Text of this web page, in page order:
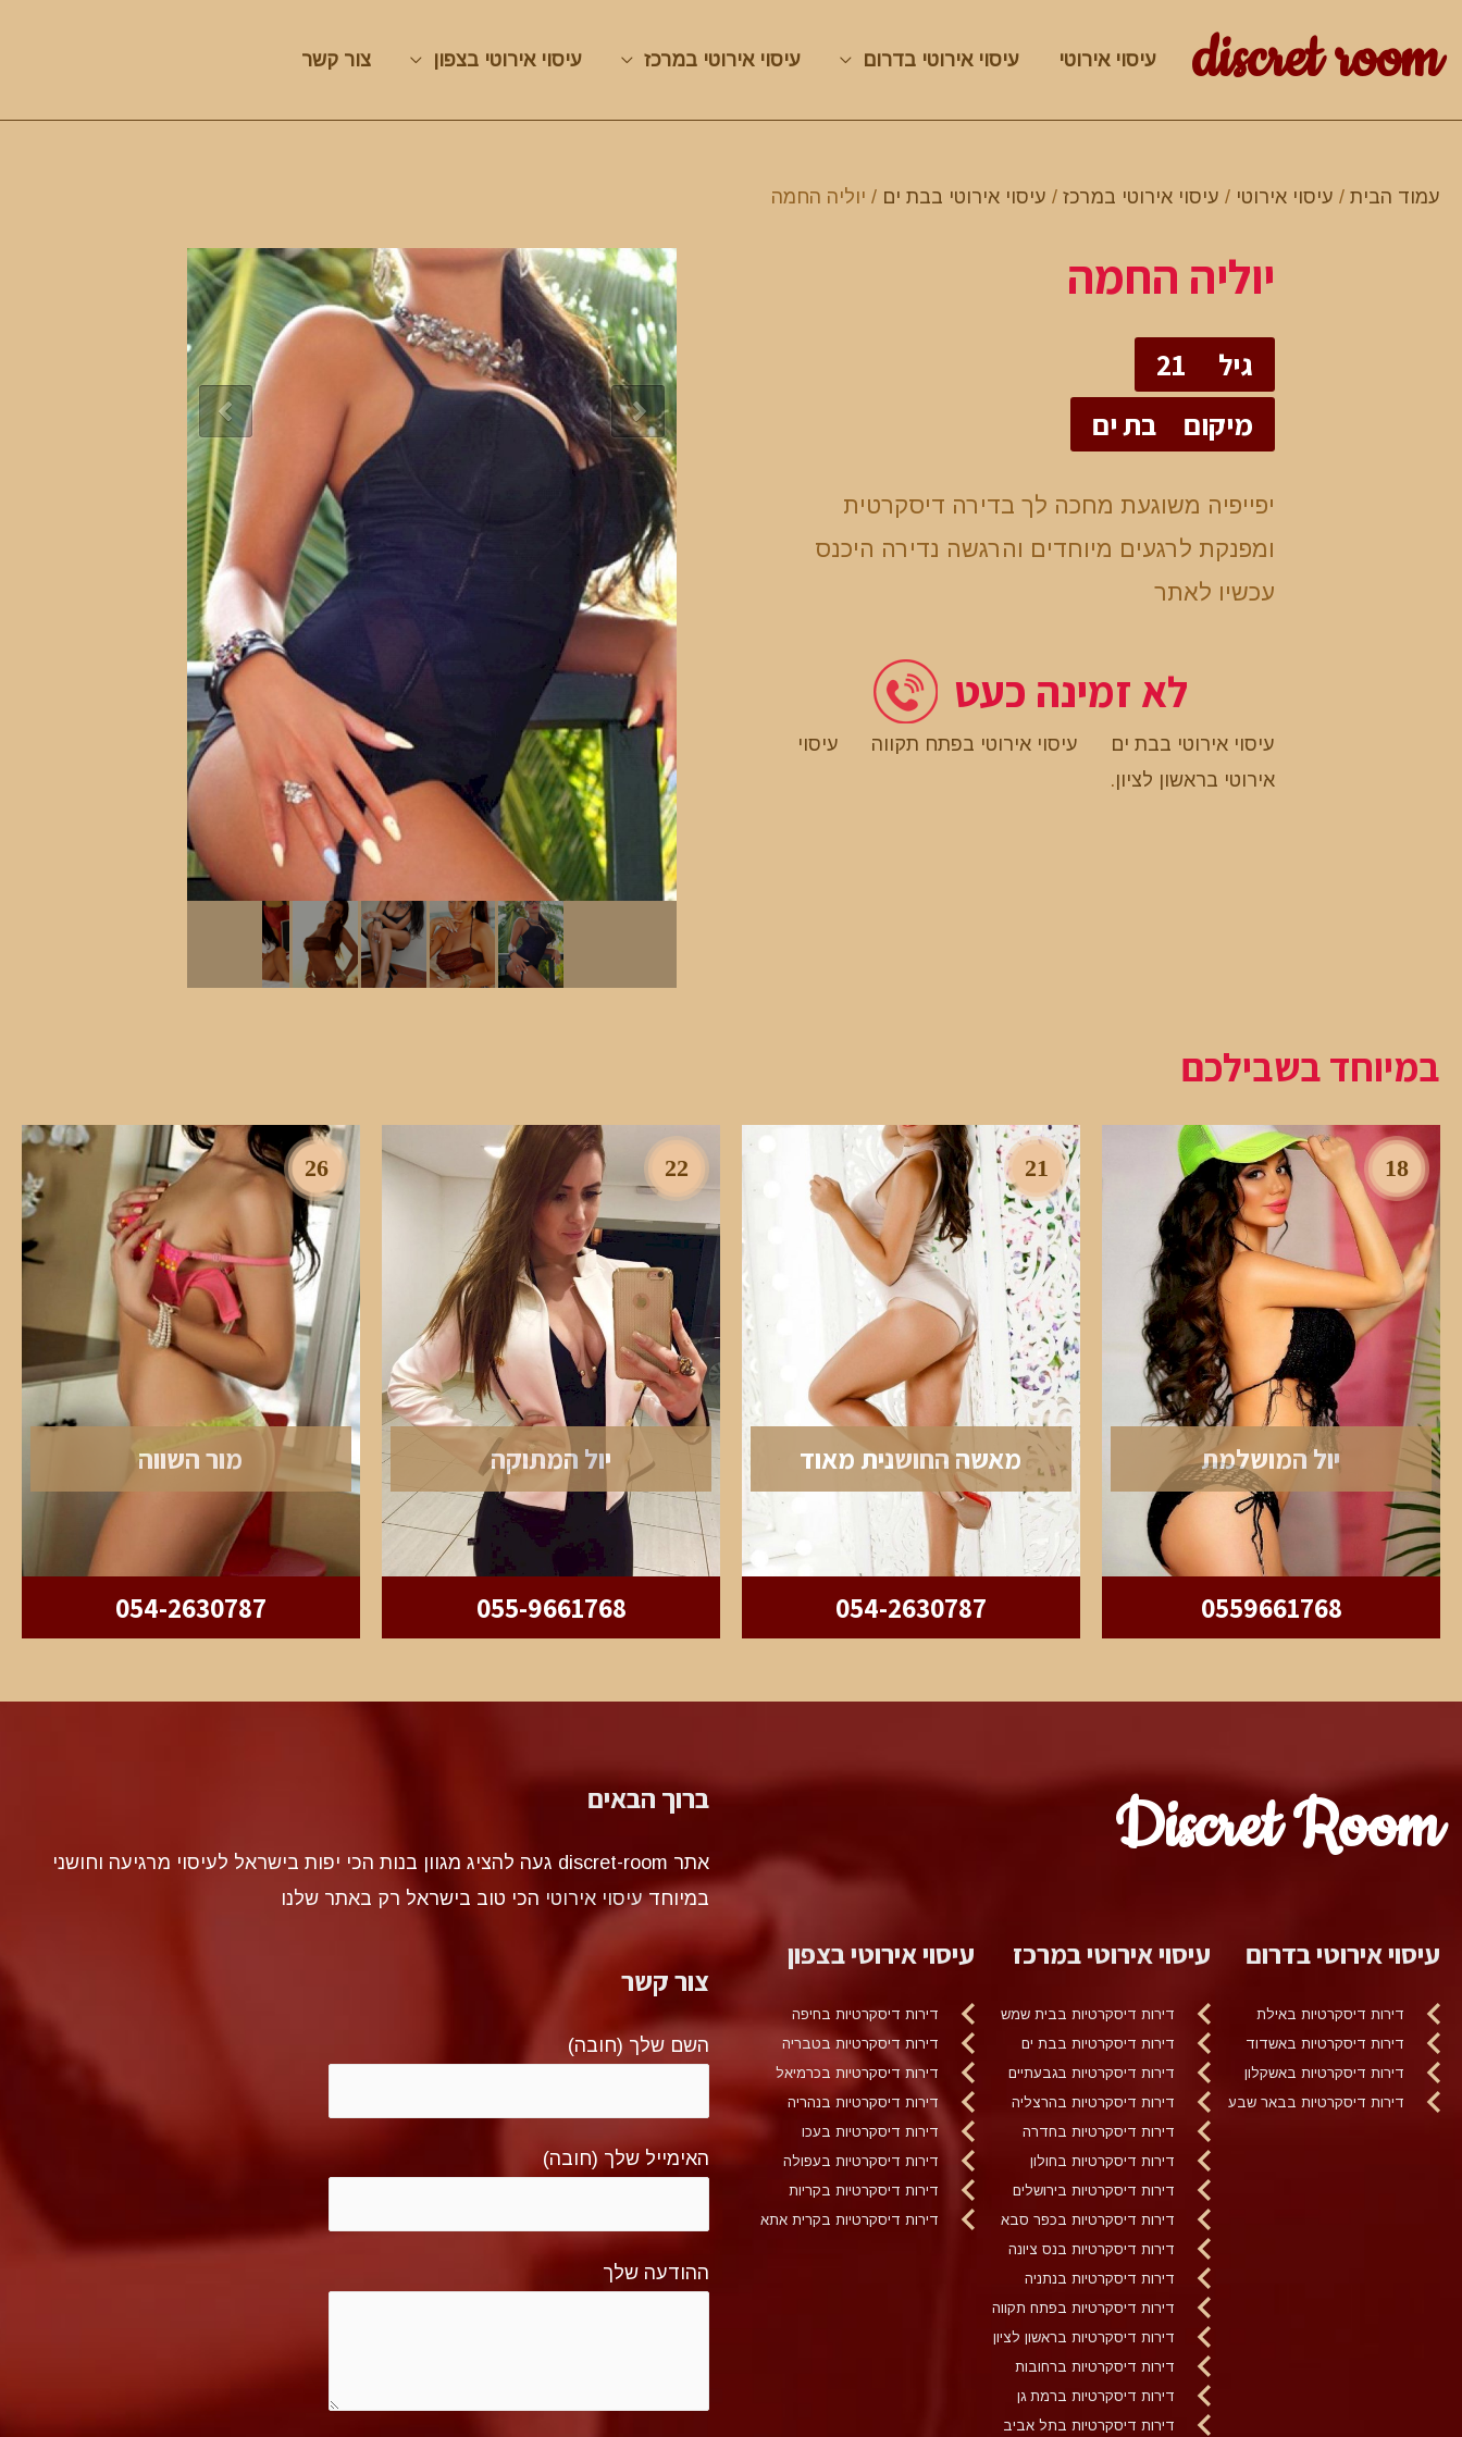
discret room עיסוי אירוטי עיסוי אירוטי בדרום עיסוי אירוטי במרכז עיסוי אירוטי בצפון צור קשר
עמוד הבית / עיסוי אירוטי / עיסוי אירוטי במרכז / עיסוי אירוטי בבת ים / יוליה החמה
יוליה החמה
גיל
21
מיקום
בת ים
יפייפיה משוגעת מחכה לך בדירה דיסקרטית
ומפנקת לרגעים מיוחדים והרגשה נדירה היכנס
עכשיו לאתר
לא זמינה כעט
עיסוי אירוטי בבת ים עיסוי אירוטי בפתח תקווה
עיסוי
אירוטי בראשון לציון.
במיוחד בשבילכם
18
יול המושלמת
0559661768
21
מאשה החושנית מאוד
054-2630787
22
יול המתוקה
055-9661768
26
מור השווה
054-2630787
Discret Room
עיסוי אירוטי בדרום
דירות דיסקרטיות באילת
דירות דיסקרטיות באשדוד
דירות דיסקרטיות באשקלון
דירות דיסקרטיות בבאר שבע
עיסוי אירוטי במרכז
דירות דיסקרטיות בבית שמש
דירות דיסקרטיות בבת ים
דירות דיסקרטיות בגבעתיים
דירות דיסקרטיות בהרצליה
דירות דיסקרטיות בחדרה
דירות דיסקרטיות בחולון
דירות דיסקרטיות בירושלים
דירות דיסקרטיות בכפר סבא
דירות דיסקרטיות בנס ציונה
דירות דיסקרטיות בנתניה
דירות דיסקרטיות בפתח תקווה
דירות דיסקרטיות בראשון לציון
דירות דיסקרטיות ברחובות
דירות דיסקרטיות ברמת גן
דירות דיסקרטיות בתל אביב
עיסוי אירוטי בצפון
דירות דיסקרטיות בחיפה
דירות דיסקרטיות בטבריה
דירות דיסקרטיות בכרמיאל
דירות דיסקרטיות בנהריה
דירות דיסקרטיות בעכו
דירות דיסקרטיות בעפולה
דירות דיסקרטיות בקריות
דירות דיסקרטיות בקרית אתא
ברוך הבאים
אתר discret-room געה להציג מגוון בנות הכי יפות בישראל לעיסוי מרגיעה וחושני
במיוחדעיסוי אירוטי הכי טוב בישראל רק באתר שלנו
צור קשר
השם שלך (חובה)
האימייל שלך (חובה)
ההודעה שלך